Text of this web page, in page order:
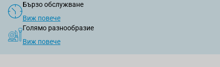
Бързо обслужване
Виж повече
Голямо разнообразие
Виж повече